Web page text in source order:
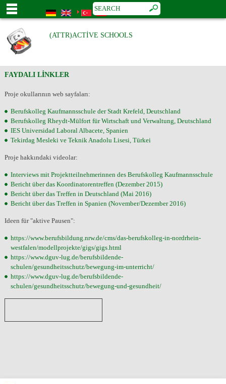
(ATTR)ACTIVE SCHOOLS
FAYDALI LINKLER
Proje okullarının web sayfaları:
Berufskolleg Kaufmannsschule der Stadt Krefeld, Deutschland
Berufskolleg Rheydt-Mülfort für Wirtschaft und Verwaltung, Deutschland
IES Universidad Laboral Albacete, Spanien
Tekirdag Mesleki ve Teknik Anadolu Lisesi, Türkei
Proje hakkındaki videolar:
Interviews mit Projektteilnehmerinnen des Berufskolleg Kaufmannsschule
Bericht über das Koordinatorentreffen (Dezember 2015)
Bericht über das Treffen in Deutschland (Mai 2016)
Bericht über das Treffen in Spanien (November/Dezember 2016)
Ideen für "aktive Pausen":
https://www.berufsbildung.nrw.de/cms/das-berufskolleg-in-nordrhein-
westfalen/modellprojekte/gigs/gigs.html
https://www.dguv-lug.de/berufsbildende-
schulen/gesundheitsschutz/bewegung-im-unterricht/
https://www.dguv-lug.de/berufsbildende-
schulen/gesundheitsschutz/bewegung-und-gesundheit/